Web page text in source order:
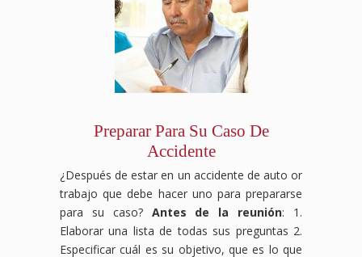
Preparar Para Su Caso De
Accidente
¿Después de estar en un accidente de auto or
trabajo que debe hacer uno para prepararse
para su caso? Antes de la reunión: 1.
Elaborar una lista de todas sus preguntas 2.
Especificar cuál es su objetivo, que es lo que